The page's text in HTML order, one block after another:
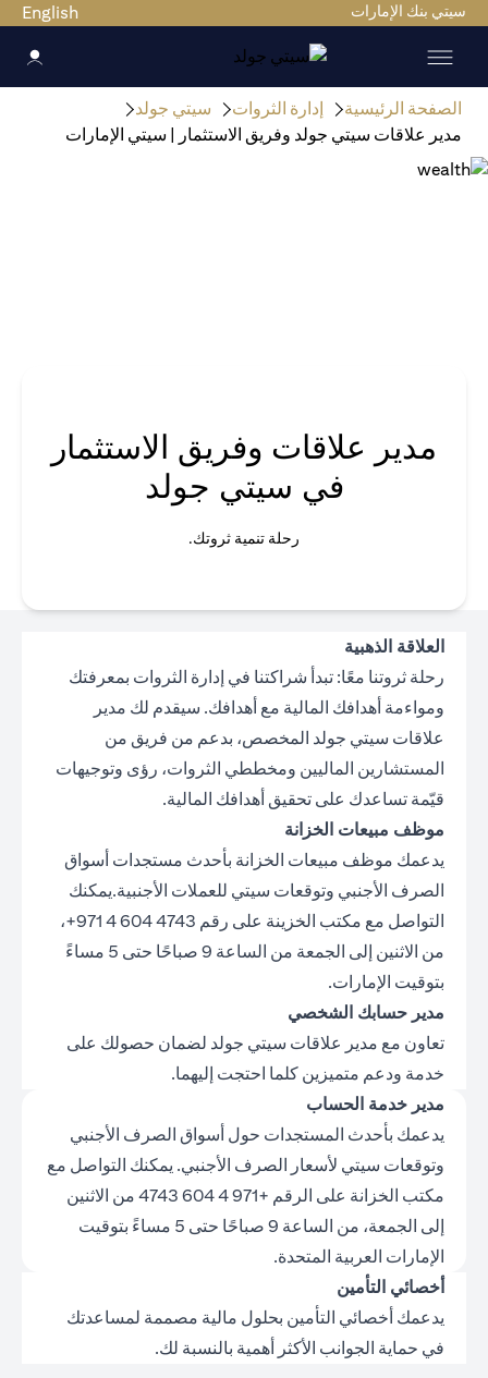
سيتي بنك الإمارات English
الصفحة الرئيسية إدارة الثروات
سيتي جولد
مدير علاقات سيتي جولد وفريق الاستثمار | سيتي الإمارات
مدير علاقات وفريق الاستثمار
في سيتي جولد
رحلة تنمية ثروتك.
العلاقة الذهبية
رحلة ثروتنا معًا: تبدأ شراكتنا في إدارة الثروات بمعرفتك
ومواءمة أهدافك المالية مع أهدافك. سيقدم لك مدير
علاقات سيتي جولد المخصص، بدعم من فريق من
المستشارين الماليين ومخططي الثروات، رؤى وتوجيهات
قيّمة تساعدك على تحقيق أهدافك المالية.
موظف مبيعات الخزانة
يدعمك موظف مبيعات الخزانة بأحدث مستجدات أسواق
الصرف الأجنبي وتوقعات سيتي للعملات الأجنبية.يمكنك
التواصل مع مكتب الخزينة على رقم 4743 604 4 971+،
من الاثنين إلى الجمعة من الساعة 9 صباحًا حتى 5 مساءً
بتوقيت الإمارات.
مدير حسابك الشخصي
تعاون مع مدير علاقات سيتي جولد لضمان حصولك على
خدمة ودعم متميزين كلما احتجت إليهما.
مدير خدمة الحساب
يدعمك بأحدث المستجدات حول أسواق الصرف الأجنبي
وتوقعات سيتي لأسعار الصرف الأجنبي. يمكنك التواصل مع
مكتب الخزانة على الرقم +971 4 604 4743 من الاثنين
إلى الجمعة، من الساعة 9 صباحًا حتى 5 مساءً بتوقيت
الإمارات العربية المتحدة.
أخصائي التأمين
يدعمك أخصائي التأمين بحلول مالية مصممة لمساعدتك
في حماية الجوانب الأكثر أهمية بالنسبة لك.